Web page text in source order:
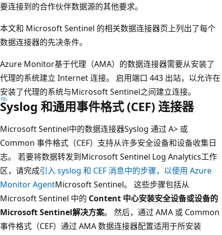
要连接到的合作伙伴数据源的其他要求。
本文和 Microsoft Sentinel 的相关数据连接器页上列出了每个
数据连接器的先决条件。
Azure Monitor基于代理（AMA）的数据连接器需要从安装了
代理的系统建立 Internet 连接。 启用端口 443 出站，以允许在
安装了代理的系统与Microsoft Sentinel之间建立连接。
Syslog 和通用事件格式 (CEF) 连接器
Microsoft Sentinel中的数据连接器Syslog 通过 A> 或
Common 事件格式（CEF）支持从许多安全设备和设备收集日
志。 若要将数据转发到Microsoft Sentinel Log Analytics工作
区，请完成引入 syslog 和 CEF 消息中的步骤，以使用 Azure
Monitor AgentMicrosoft Sentinel。 这些步骤包括从
Microsoft Sentinel 中的 Content 中心安装安全设备或设备的
Microsoft Sentinel解决方案。 然后，通过 AMA 或 Common
事件格式（CEF）通过 AMA数据连接器配置适用于所安装